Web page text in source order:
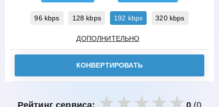
96 kbps 128 kbps 192 kbps 320 kbps
ДОПОЛНИТЕЛЬНО
КОНВЕРТИРОВАТЬ
Рейтинг сервиса: 0(0